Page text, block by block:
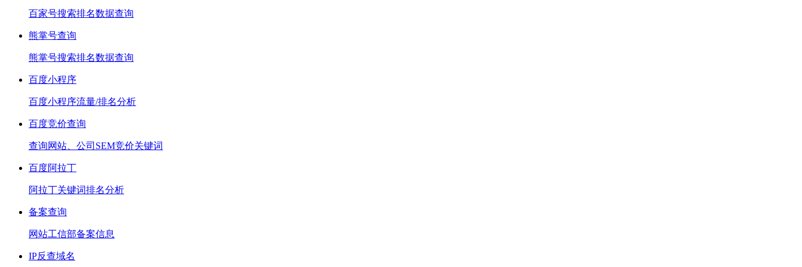
百家号搜索排名数据查询
熊掌号查询
熊掌号搜索排名数据查询
百度小程序
百度小程序流量/排名分析
百度竞价查询
查询网站、公司SEM竞价关键词
百度阿拉丁
阿拉丁关键词排名分析
备案查询
网站工信部备案信息
IP反查域名